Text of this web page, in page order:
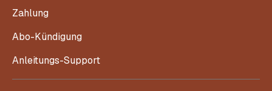
Zahlung
Abo-Kündigung
Anleitungs-Support